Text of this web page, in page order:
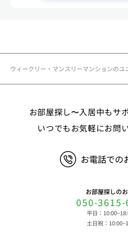
ウィークリー・マンスリーマンションのユ
メールアドレス、アカウントの
等 ③決済に関する情報 クレ
ービスのご利用に際して取得
子、広告識別子、IPアドレス、
閲覧時刻、リファラー情報なら
対するお問い合わせ・ご連絡
た、お客様の個人情報は、弊社
テムに登録されます。登録され
お部屋探し〜入居中もサ
いつでもお気軽にお問
お電話での
お部屋探しの
050-3615-
平日：
土日祝：